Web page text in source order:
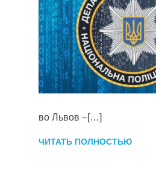
во Львов –[…]
ЧИТАТЬ ПОЛНОСТЬЮ